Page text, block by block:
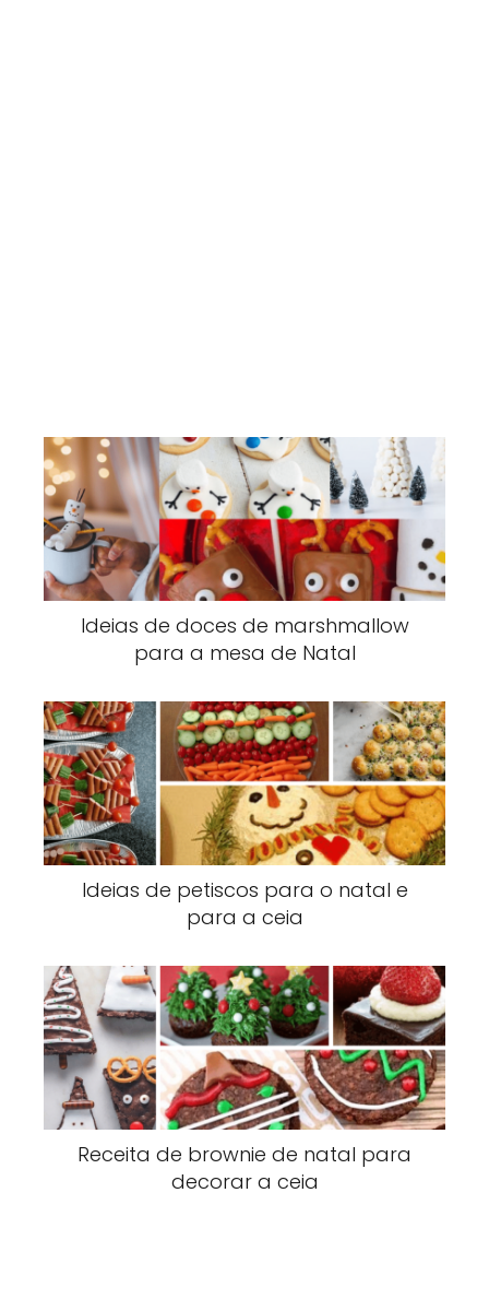
Ideias de doces de marshmallow
para a mesa de Natal
Ideias de petiscos para o natal e
para a ceia
Receita de brownie de natal para
decorar a ceia